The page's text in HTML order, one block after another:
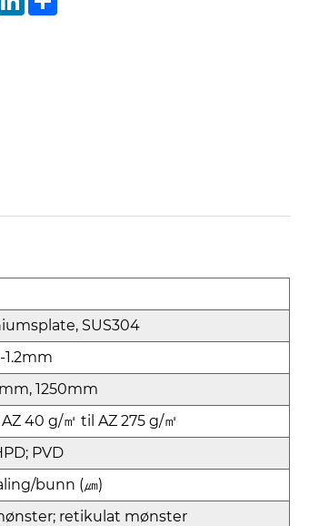
SUS304
1.2mm
1250mm
40 g/㎡ til AZ 275 g/㎡
PVD
bunn (㎛)
retikulat mønster